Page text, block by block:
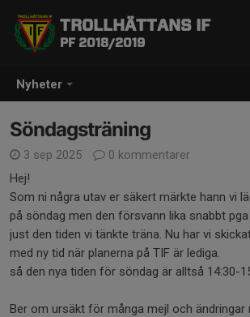
Nyheter
TROLLHÄTTANS IF
PF 2018/2019
Söndagsträning
3 sep 2025
0 kommentarer
Hej!
Som ni några utav er säkert märkte hann vi
på söndag men den försvann lika snabbt
just den tiden vi tänkte träna. Nu har vi
med ny tid när planerna på TIF är lediga.
så den nya tiden för söndag är alltså 14:30-
Ber om ursäkt för många mejl och ändringar